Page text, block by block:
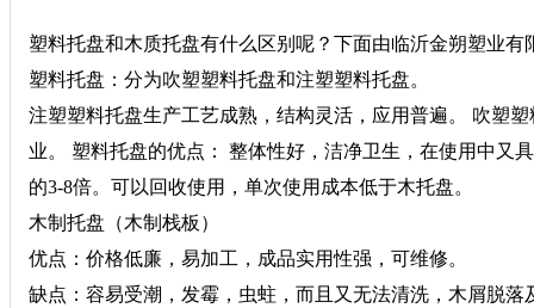
塑料托盘和木质托盘有什么区别呢？下面由临沂金朔塑业有
塑料托盘：分为吹塑塑料托盘和注塑塑料托盘。
注塑塑料托盘生产工艺成熟，结构灵活，应用普遍。 吹塑
业。 塑料托盘的优点： 整体性好，洁净卫生，在使用中又
的3-8倍。可以回收使用，单次使用成本低于木托盘。
木制托盘（木制栈板）
优点：价格低廉，易加工，成品实用性强，可维修。
缺点：容易受潮，发霉，虫蛀，而且又无法清洗，木屑脱